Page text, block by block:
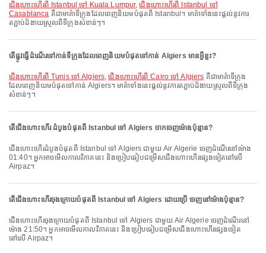
ជើងហោះហើរពី Istanbul ទៅ Kuala Lumpur,ជើងហោះហើរពី Istanbul ទៅ
Casablanca គឺជាមាគ៌ាទីក្រុងដែលពេញនិយមបំផុតពី Istanbul។ មាគ៌ាទាំងនេះផ្តល់នូវការ
តភ្ជាប់ដ៏ងាយស្រួលពីទីក្រុងសំខាន់ៗ។
តើផ្លូវធ្វើដំណើរទៅកាន់ទីក្រុងដែលពេញនិយមបំផុតទៅកាន់ Algiers មានអ្វីខ្លះ?
ជើងហោះហើរពី Tunis ទៅ Algiers,ជើងហោះហើរពី Cairo ទៅ Algiers គឺជាមាគ៌ាទីក្រុង
ដែលពេញនិយមបំផុតទៅកាន់ Algiers។ មាគ៌ាទាំងនេះផ្តល់នូវការតភ្ជាប់ដ៏ងាយស្រួលពីទីក្រុង
សំខាន់ៗ។
តើជើងហោះហើរ ដំបូងបំផុតពី Istanbul ទៅ Algiers ចាកចេញម៉ោងប៉ុន្មាន?
ជើងហោះហើរដំបូងបំផុតពី Istanbul ទៅ Algiers ជាមួយ Air Algerie ចេញដំណើរនៅម៉ោង
01:40។ អ្នកអាចមើលកាលវិភាគនេះ និងប្រៀបធៀបជម្រើសជើងហោះហើរផ្សេងទៀតនៅលើ
Airpaz។
តើជើងហោះហើរចុងក្រោយបំផុតពី Istanbul ទៅ Algiers ដោយប្រើ ចេញនៅម៉ោងប៉ុន្មាន?
ជើងហោះហើរចុងក្រោយបំផុតពី Istanbul ទៅ Algiers ជាមួយ Air Algerie ចេញដំណើរនៅ
ម៉ោង 21:50។ អ្នកអាចមើលកាលវិភាគនេះ និងប្រៀបធៀបជម្រើសជើងហោះហើរផ្សេងទៀត
នៅលើ Airpaz។